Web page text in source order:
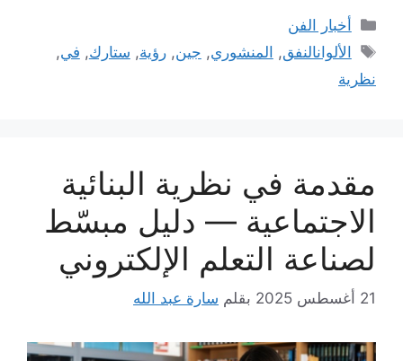
التصنيفات
أخبار الفن
الوسوم
الألوانالنفق, المنشوري, جين,رؤية, ستارك, في,
نظرية
مقدمة في نظرية البنائية
الاجتماعية — دليل مبسّط
لصناعة التعلم الإلكتروني
21 أغسطس 2025 بقلم سارة عبد الله